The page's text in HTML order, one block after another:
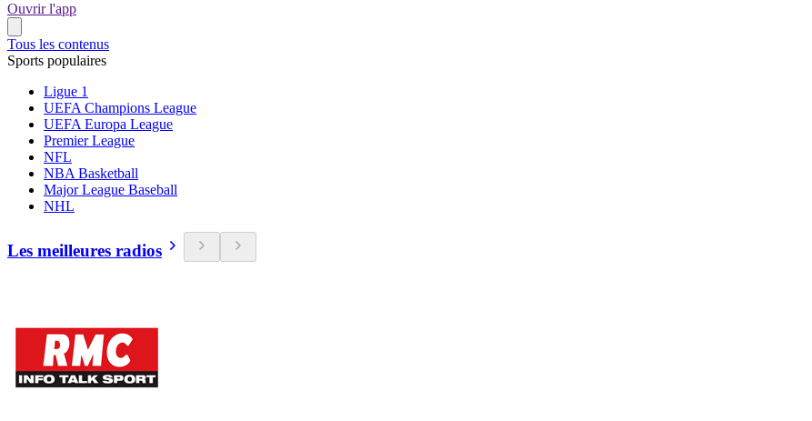
Ouvrir l'app
Tous les contenus
Sports populaires
Ligue 1
UEFA Champions League
UEFA Europa League
Premier League
NFL
NBA Basketball
Major League Baseball
NHL
Les meilleures radios